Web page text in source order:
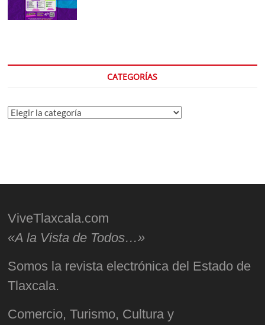
CATEGORÍAS
Categorías
ViveTlaxcala.com
«A la Vista de Todos…»
Somos la revista electrónica del Estado de
Tlaxcala.
Comercio, Turismo, Cultura y